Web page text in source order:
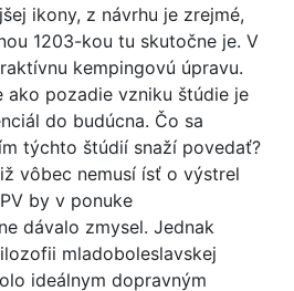
ikony, z návrhu je zrejmé,
1203-kou tu skutočne je. V
kempingovú úpravu.
ako pozadie vzniku štúdie je
do budúcna. Čo sa
týchto štúdií snaží povedať?
vôbec nemusí ísť o výstrel
by v ponuke
dávalo zmysel. Jednak
mladoboleslavskej
ideálnym dopravným